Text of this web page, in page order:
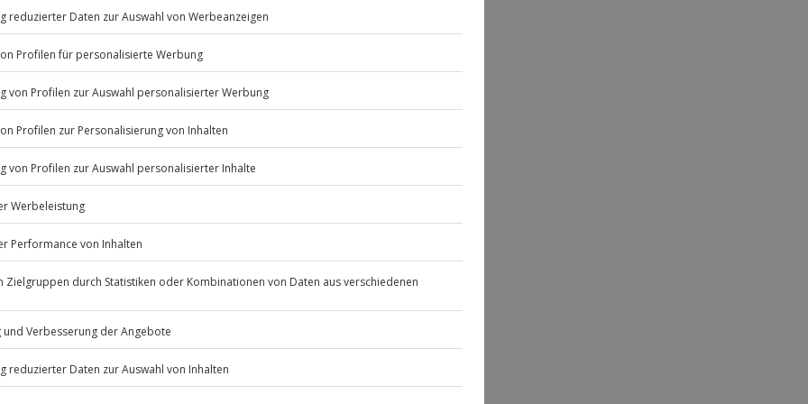
und Spaß für Groß
in Erinnerung – ein echtes
euch euer Alpaka Erlebnis
ca. 1 Stunde
mit Einverständniserklärung
Listenansicht